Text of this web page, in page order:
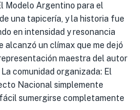
Modelo Argentino para el
una tapicería, y la historia fue
en intensidad y resonancia
un clímax que me dejó
maestra del autor
comunidad organizada: El
Nacional simplemente
sumergirse completamente